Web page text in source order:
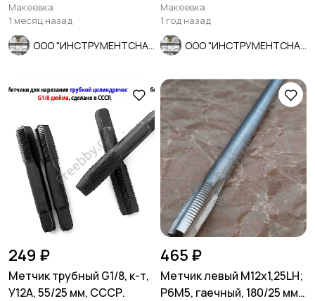
Макеевка
1 месяц назад
Макеевка
1 год назад
249 ₽
Метчик трубный G1/8, к-т,
У12А, 55/25 мм, СССР.
465 ₽
Метчик левый М12х1,25LH;
Р6М5, гаечный, 180/25 мм,